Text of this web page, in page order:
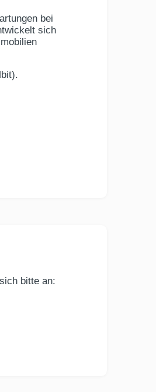
bei
sich
bitte an: